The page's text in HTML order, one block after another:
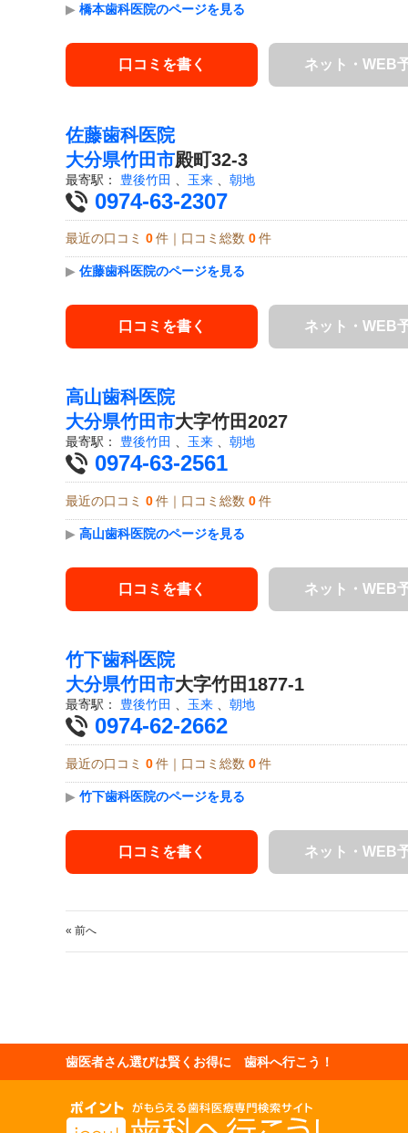
▶ 橋本歯科医院のページを見る
口コミを書く ネット・WEB
佐藤歯科医院
大分県竹田市殿町32-3
最寄駅： 豊後竹田 玉来 朝地
0974-63-2307
最近の口コミ 0 件｜口コミ総数 0 件
▶ 佐藤歯科医院のページを見る
口コミを書く ネット・WEB
高山歯科医院
大分県竹田市大字竹田2027
最寄駅： 豊後竹田 、 玉来 、 朝地
0974-63-2561
最近の口コミ 0 件｜口コミ総数 0 件
▶ 高山歯科医院のページを見る
口コミを書く ネット・WEB
竹下歯科医院
大分県竹田市大字竹田1877-1
最寄駅： 豊後竹田 、 玉来 、 朝地
0974-62-2662
最近の口コミ 0 件｜口コミ総数 0 件
▶ 竹下歯科医院のページを見る
口コミを書く ネット・WEB
« 前へ
歯医者さん選びは賢くお得に 歯科へ行こう！